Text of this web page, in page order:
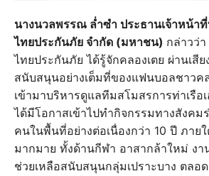
นางนวลพรรณ ล่ำซำ ประธานเจ้าหน้า
ไทยประกันภัย จำกัด (มหาชน) กล่าวว่า
ไทยประกันภัย ได้รู้จักคลองเตย ผ่านเสีย
สนับสนุนอย่างเต็มที่ของแฟนบอลชาวค
เข้ามาบริหารดูแลทีมสโมสรการท่าเรือ
ได้มีโอกาสเข้าไปทำกิจกรรมทางสังค
คนในพื้นที่อย่างต่อเนื่องกว่า 10 ปี ภาย
มากมาย ทั้งด้านกีฬา อาสากล้าใหม่ งา
ช่วยเหลือสนับสนุนกลุ่มเปราะบาง ตลอ